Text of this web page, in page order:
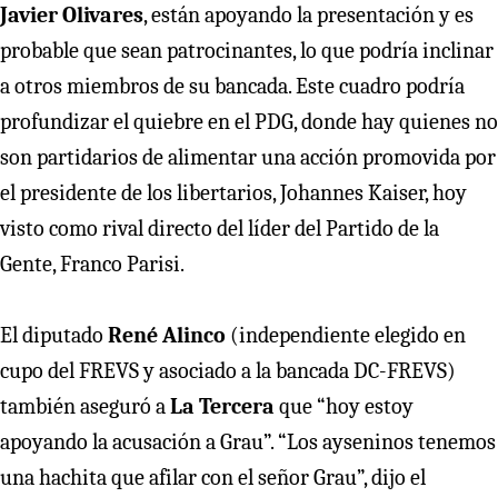
Javier Olivares, están apoyando la presentación y es
probable que sean patrocinantes, lo que podría inclinar
a otros miembros de su bancada. Este cuadro podría
profundizar el quiebre en el PDG, donde hay quienes no
son partidarios de alimentar una acción promovida por
el presidente de los libertarios, Johannes Kaiser, hoy
visto como rival directo del líder del Partido de la
Gente, Franco Parisi.
El diputado René Alinco (independiente elegido en
cupo del FREVS y asociado a la bancada DC-FREVS)
también aseguró aLa Tercera que “hoy estoy
apoyando la acusación a Grau”. “Los ayseninos tenemos
una hachita que afilar con el señor Grau”, dijo el